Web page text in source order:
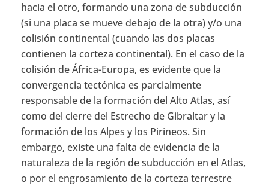
hacia el otro, formando una zona de subducción
(si una placa se mueve debajo de la otra) y/o una
colisión continental (cuando las dos placas
contienen la corteza continental). En el caso de la
colisión de África-Europa, es evidente que la
convergencia tectónica es parcialmente
responsable de la formación del Alto Atlas, así
como del cierre del Estrecho de Gibraltar y la
formación de los Alpes y los Pirineos. Sin
embargo, existe una falta de evidencia de la
naturaleza de la región de subducción en el Atlas,
o por el engrosamiento de la corteza terrestre